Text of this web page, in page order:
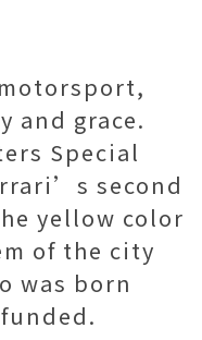
and grace.
Special
second
yellow color
of the city
was born